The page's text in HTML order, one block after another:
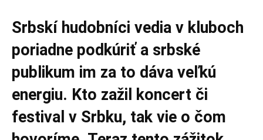
Srbskí hudobníci vedia v kluboch
poriadne podkúriť a srbské
publikum im za to dáva veľkú
energiu. Kto zažil koncert či
festival v Srbku, tak vie o čom